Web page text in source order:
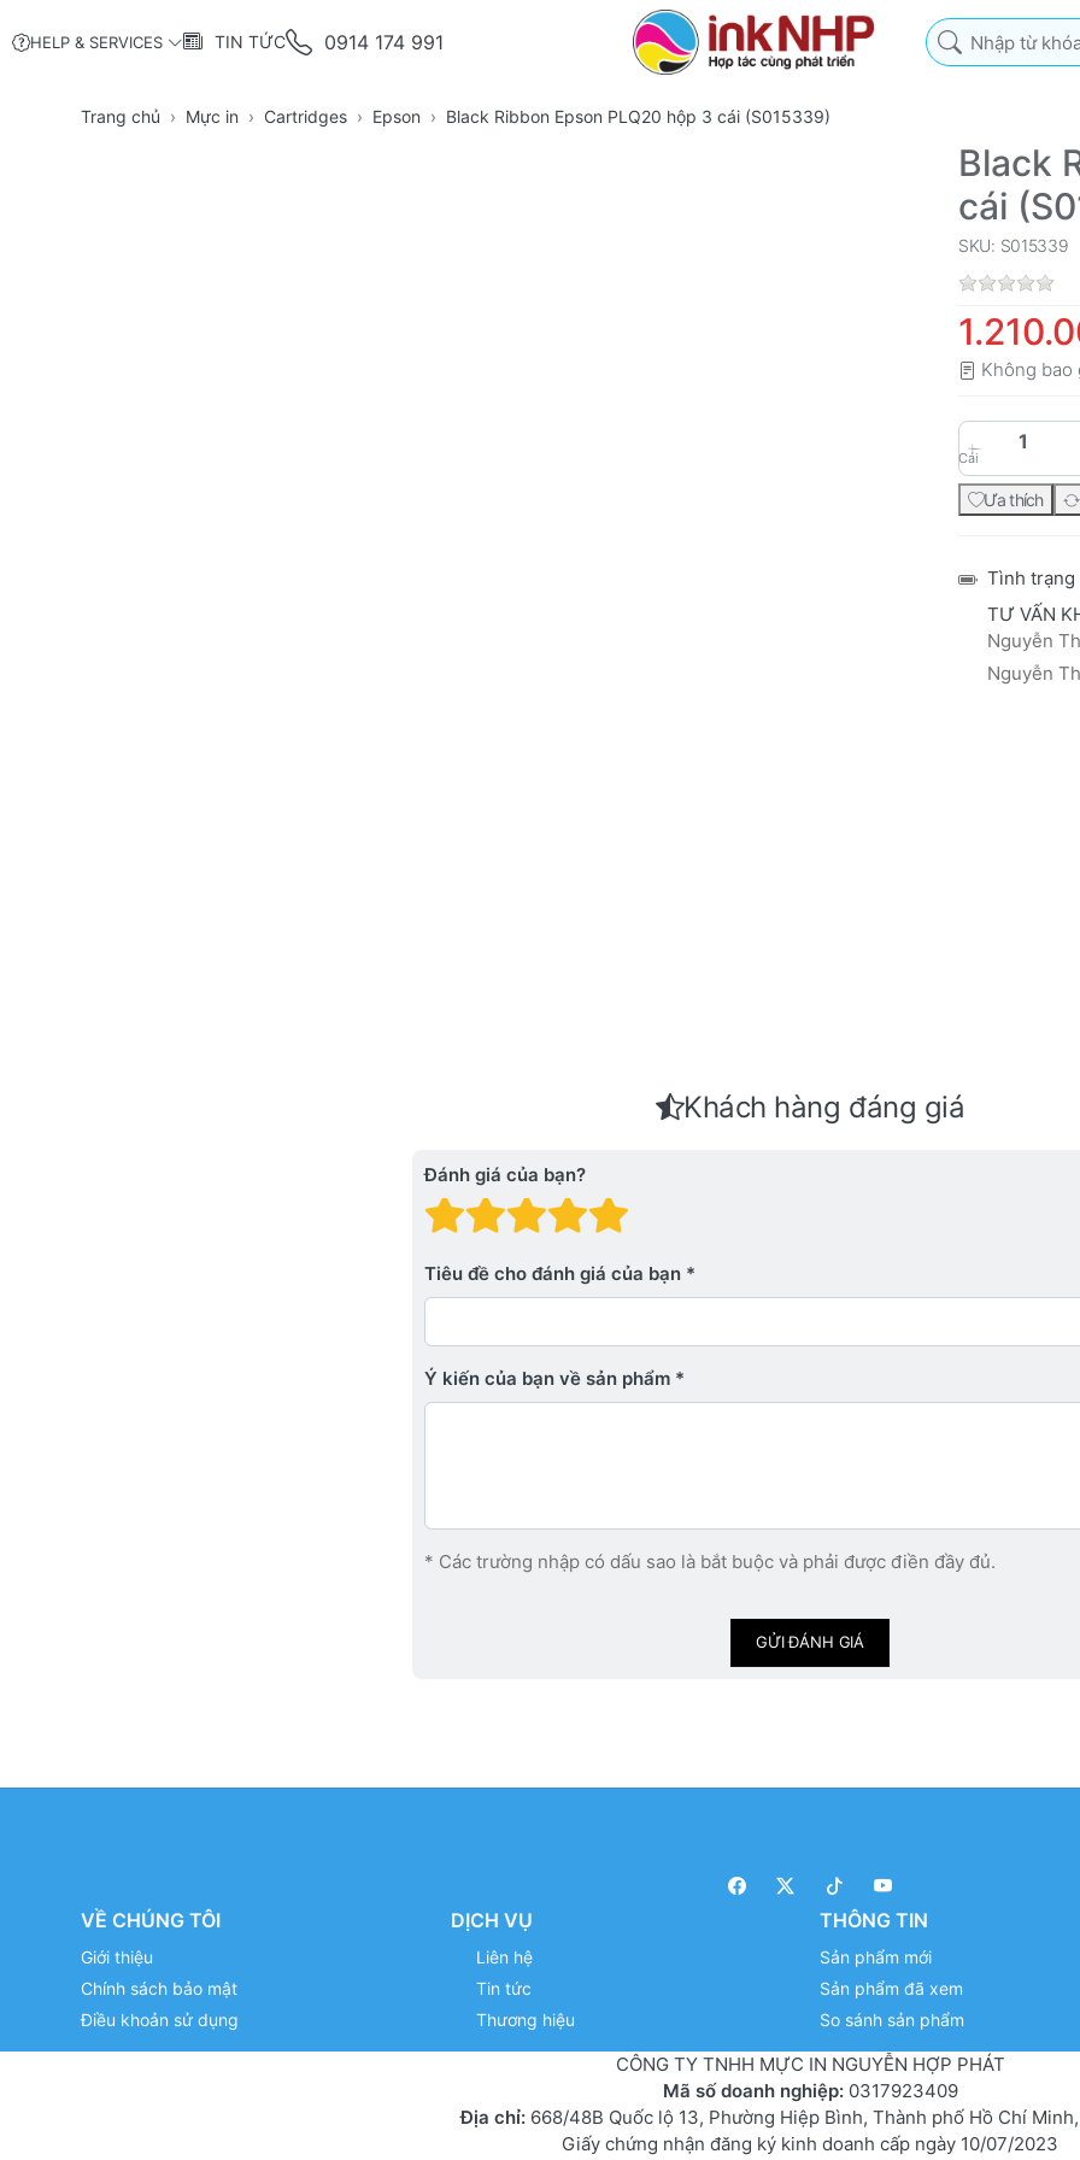
HELP & SERVICES TIN TỨC 0914 174 991
Nhập từ khóa tìm
Trang chủ Mực in Cartridges Epson Black Ribbon Epson PLQ20 hộp 3 cái (S015339)
Black
cái
SKU: S015339
Không bao
Cái
Ưa thích
Tình trạng
TƯ VẤN
Nguyễn
Nguyễn
Khách hàng đáng giá
Đánh giá của bạn?
Đánh giá: 4 trên 5 sao.
Đánh giá: 3 trên 5 sao.
Đánh giá: 2 trên 5 sao.
Đánh giá: 1 trên 5 sao. Xấu
Tiêu đề cho đánh giá của bạn
Ý kiến ​​của bạn về sản phẩm
* Các trường nhập có dấu sao là bắt buộc và phải được điền đầy đủ.
GỬI ĐÁNH GIÁ
VỀ CHÚNG TÔI
Giới thiệu
Chính sách bảo mật
Điều khoản sử dụng
DỊCH VỤ
Liên hệ
Tin tức
Thương hiệu
THÔNG TIN
Sản phẩm mới
Sản phẩm đã xem
So sánh sản phẩm
CÔNG TY TNHH MỰC IN NGUYỄN HỢP PHÁT
Mã số doanh nghiệp: 0317923409
Địa chỉ:668/48B Quốc lộ 13, Phường Hiệp Bình, Thành phố Hồ Chí
Giấy chứng nhận đăng ký kinh doanh cấp ngày 10/07/2023